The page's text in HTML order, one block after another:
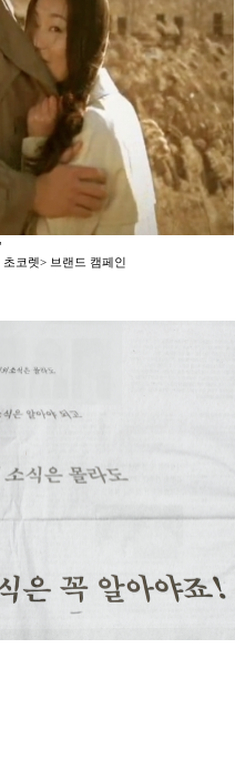
코렛> 브랜드 캠페인